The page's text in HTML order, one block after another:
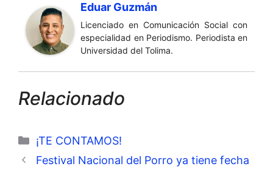
Eduar Guzmán
Licenciado en Comunicación Social con
especialidad en Periodismo. Periodista en
Universidad del Tolima.
Relacionado
Categorías
¡TE CONTAMOS!
Festival Nacional del Porro ya tiene fecha